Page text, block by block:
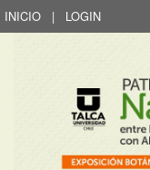
INICIO | LOGIN